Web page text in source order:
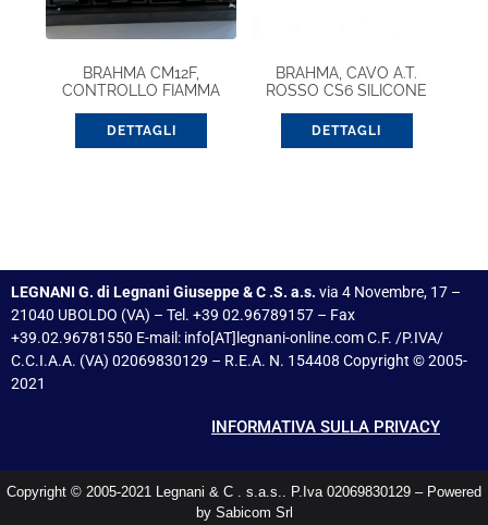
BRAHMA CM12F,
CONTROLLO FIAMMA
DETTAGLI
BRAHMA, CAVO A.T.
ROSSO CS6 SILICONE
DETTAGLI
LEGNANI G. di Legnani Giuseppe & C .S. a.s. via 4 Novembre, 17 –
21040 UBOLDO (VA) – Tel. +39 02.96789157 – Fax
+39.02.96781550 E-mail: info[AT]legnani-online.com C.F. /P.IVA/
C.C.I.A.A. (VA) 02069830129 – R.E.A. N. 154408 Copyright © 2005-
2021
INFORMATIVA SULLA PRIVACY
Copyright © 2005-2021 Legnani & C . s.a.s.. P.Iva 02069830129 – Powered
by Sabicom Srl